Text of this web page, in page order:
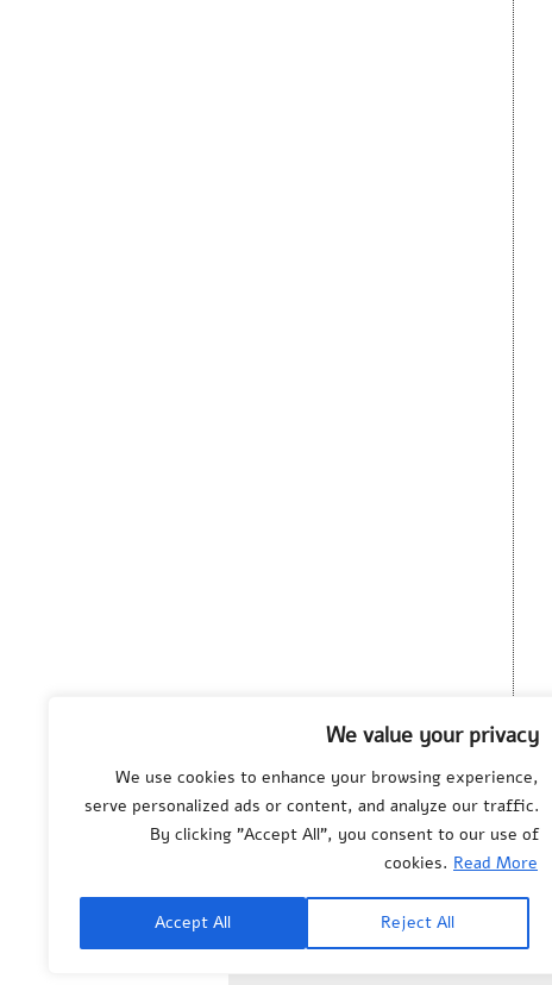
We value your privacy
We use cookies to enhance your browsing experience,
serve personalized ads or content, and analyze our traffic.
By clicking "Accept All", you consent to our use of
cookies. Read More
Reject All
Accept All
© All rights reserved
toDepartment of
Science Teaching
Weizmann Institute of